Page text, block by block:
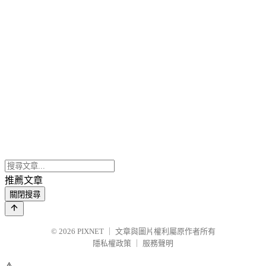
推薦文章
關閉搜尋
© 2026 PIXNET
文章與圖片權利屬原作者所有
隱私權政策
服務聲明